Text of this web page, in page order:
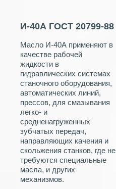
И-40А ГОСТ 20799-88
Масло И-40А применяют в
качестве рабочей
жидкости в
гидравлических системах
станочного оборудования,
автоматических линий,
прессов, для смазывания
легко- и
средненагруженных
зубчатых передач,
направляющих качения и
скольжения станков, где не
требуются специальные
масла, и других
механизмов.